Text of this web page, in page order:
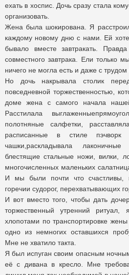
ехать в хоспис. Дочь сразу стала
организовать.
Жена была шокирована. Я
каждому новому дню с нами. Ей
бывало вместе завтракать.
совместного завтрака. Ели только
ничего не могла есть и даже с трудом
Но дочь накрывала столик
повседневной торжественностью,
доме жена с самого начала
Расстилала
полотняные салфетки,
расписанные в стиле пэчворк
чашки,раскладывала
блестящие стальные ножи, вилки,
многочисленных маленьких
И мы были почти что счастливы,
горечии судорог, перехватывающих
И вот вместо того, чтобы дать
торжественный утренний ритуал,
хлопотами по транспортировке
одно из немногих оставшихся
Мне не хватило такта.
Я был испуган своим опасным
её с дивана в кресло. Мне